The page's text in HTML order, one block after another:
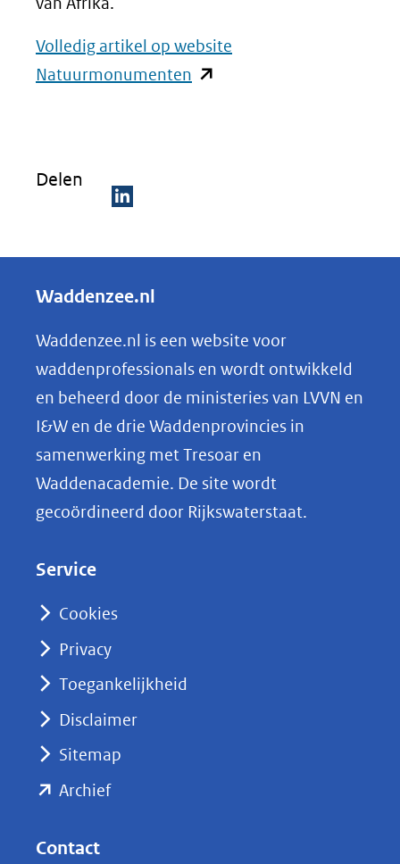
Volledig artikel op website
Natuurmonumenten (opent
Delen
e
e
n
o
p
k
e
nieuw
naar
Waddenzee.nl
Waddenzee.nl is een website voor
waddenprofessionals en wordt ontwikkeld
en beheerd door de ministeries van LVVN en
I&W en de drie Waddenprovincies in
samenwerking met Tresoar en
Waddenacademie. De site wordt
gecoördineerd door Rijkswaterstaat.
Service
Cookies
Privacy
Toegankelijkheid
Disclaimer
Sitemap
Archief(opent
Contact